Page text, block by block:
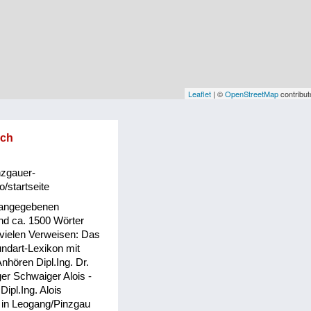
Leaflet | ©OpenStreetMap
startseite
ca. 1500 Wörter
Verweisen: Das
Lexikon mit
Dipl.Ing. Dr.
Schwaiger Alois -
Alois
Leogang/Pinzgau